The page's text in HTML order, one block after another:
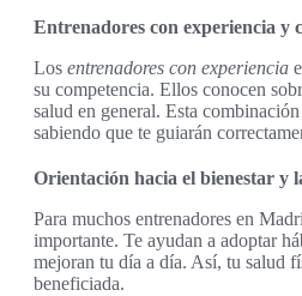
Entrenadores con experiencia y
Los entrenadores con experiencia
su competencia. Ellos conocen
salud en general. Esta
sabiendo que te guiarán
Orientación hacia el bienestar y
Para muchos entrenadores en
importante. Te ayudan a adoptar
mejoran tu día a día. Así, tu salud
beneficiada.